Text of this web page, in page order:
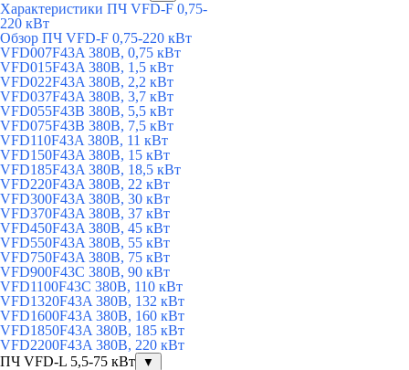
Характеристики ПЧ VFD-F 0,75-
220 кВт
Обзор ПЧ VFD-F 0,75-220 кВт
VFD007F43A 380В, 0,75 кВт
VFD015F43A 380В, 1,5 кВт
VFD022F43A 380В, 2,2 кВт
VFD037F43A 380В, 3,7 кВт
VFD055F43B 380В, 5,5 кВт
VFD075F43B 380В, 7,5 кВт
VFD110F43A 380В, 11 кВт
VFD150F43A 380В, 15 кВт
VFD185F43A 380В, 18,5 кВт
VFD220F43A 380В, 22 кВт
VFD300F43A 380В, 30 кВт
VFD370F43A 380В, 37 кВт
VFD450F43A 380В, 45 кВт
VFD550F43A 380В, 55 кВт
VFD750F43A 380В, 75 кВт
VFD900F43C 380В, 90 кВт
VFD1100F43C 380В, 110 кВт
VFD1320F43A 380В, 132 кВт
VFD1600F43A 380В, 160 кВт
VFD1850F43A 380В, 185 кВт
VFD2200F43A 380В, 220 кВт
ПЧ VFD-L 5,5-75 кВт
▼